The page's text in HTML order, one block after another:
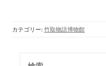
《総集編》撮影班ド
会)2017.2.23
カテゴリー:竹取物語博物館